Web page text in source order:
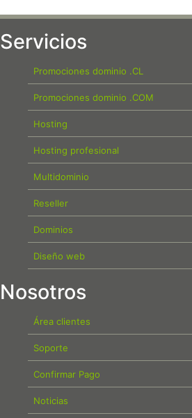
Servicios
Promociones dominio .CL
Promociones dominio .COM
Hosting
Hosting profesional
Multidominio
Reseller
Dominios
Diseño web
Nosotros
Área clientes
Soporte
Confirmar Pago
Noticias